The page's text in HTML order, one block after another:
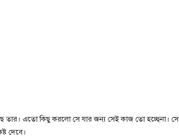
তার। এতো কিছু করলো সে যার জন্য সেই কাজ তো হচ্ছেনা। সে
দেবে।